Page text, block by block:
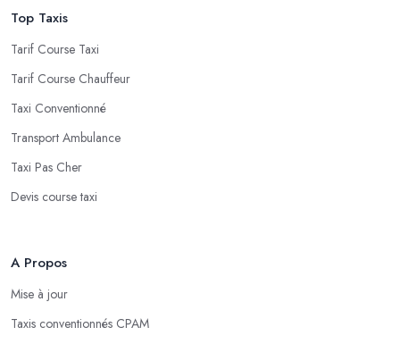
Top Taxis
Tarif Course Taxi
Tarif Course Chauffeur
Taxi Conventionné
Transport Ambulance
Taxi Pas Cher
Devis course taxi
A Propos
Mise à jour
Taxis conventionnés CPAM